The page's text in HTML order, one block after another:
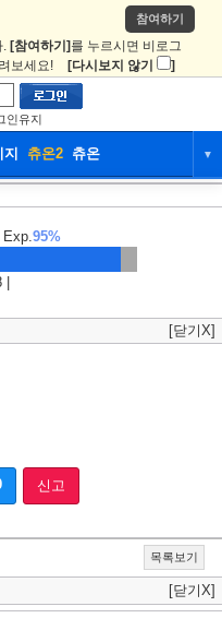
참여하기
. [참여하기] 를 누르시면 비로그
보세요! [다시보지 않기 ]
인유지
츄온2 츄온 ▼
츄온2
Exp.95%
[닫기X]
신고
목록보기
[닫기X]